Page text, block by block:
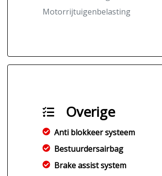
Motorrijtuigenbelasting
Overige
Anti blokkeer systeem
Bestuurdersairbag
Brake assist system